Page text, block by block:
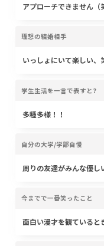
アプローチできません（
理想の結婚相手
いっしょにいて楽しい、
学生生活を一言で表すと?
多種多様！！
自分の大学/学部自慢
周りの友達がみんな優し
今までで一番笑ったこと
面白い漫才を観ていると